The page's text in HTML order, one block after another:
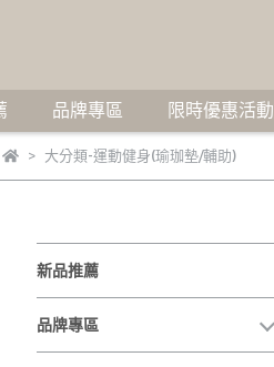
品牌專區 限時優惠活動
大分類-運動健身(瑜珈墊/輔助)
新品推薦
品牌專區